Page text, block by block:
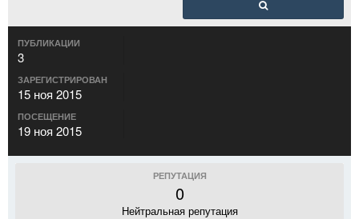
ПУБЛИКАЦИИ
3
ЗАРЕГИСТРИРОВАН
15 ноя 2015
ПОСЕЩЕНИЕ
19 ноя 2015
РЕПУТАЦИЯ
0
Нейтральная репутация